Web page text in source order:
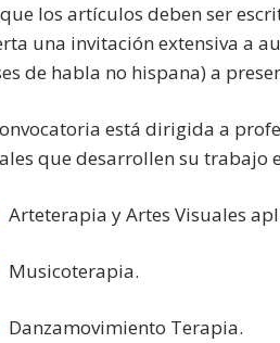
los artículos deben ser
una invitación extensiva a
de habla no hispana) a
está dirigida a
que desarrollen su trabajo
Arteterapia y Artes Visuales
Musicoterapia.
Danzamovimiento Terapia.